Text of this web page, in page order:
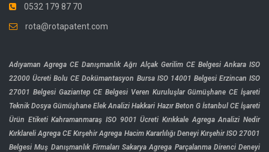
0532 179 87 70
rota@rotapatent.com
Adıyaman Agrega CE Danışmanlık Ağrı Alçak Gerilim CE Belgesi Ankara ISO
22000 Ücreti Bolu CE Dokümantasyon Bursa ISO 14001 Belgesi Erzincan ISO
27001 Belgesi Gaziantep CE Belgesi Veren Kuruluşlar Gümüşhane CE İşareti
Teknik Dosya Gümüşhane Elek Analizi Hakkari Hazır Beton G İstanbul CE İşareti
Ürün Etiketi Kahramanmaraş ISO 9001 Ücreti Kırıkkale Agrega Analizi Nedir
Kırklareli Agrega CE Kırşehir Agrega Hacim Kararlılığı Deneyi Kırşehir ISO 27001
Belgesi Muş Danışmanlık Firmaları Sakarya Agrega Parçalanma Direnci Deneyi